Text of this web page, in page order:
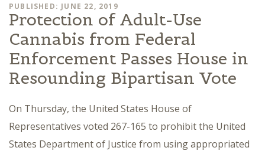
PUBLISHED: JUNE 22, 2019
Protection of Adult-Use
Cannabis from Federal
Enforcement Passes House in
Resounding Bipartisan Vote
On Thursday, the United States House of
Representatives voted 267-165 to prohibit the United
States Department of Justice from using appropriated